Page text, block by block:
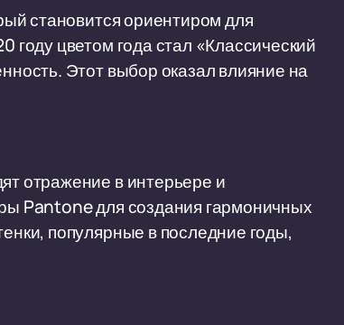
становится ориентиром для
цветом года стал «Классический
Этот выбор оказал влияние на
отражение в интерьере и
Pantone для создания гармоничных
популярные в последние годы,